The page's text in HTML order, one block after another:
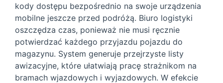
kody dostępu bezpośrednio na swoje urządzenia
mobilne jeszcze przed podróżą. Biuro logistyki
oszczędza czas, ponieważ nie musi ręcznie
potwierdzać każdego przyjazdu pojazdu do
magazynu. System generuje przejrzyste listy
awizacyjne, które ułatwiają pracę strażnikom na
bramach wjazdowych i wyjazdowych. W efekcie